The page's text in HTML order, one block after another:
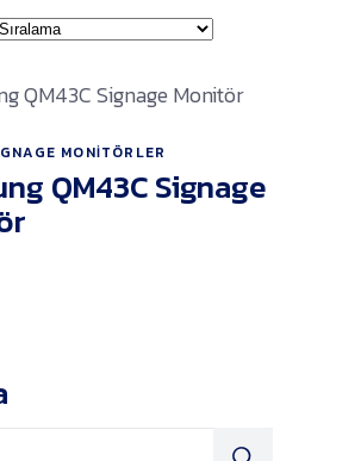
MONITÖRLER
QM43C Signage